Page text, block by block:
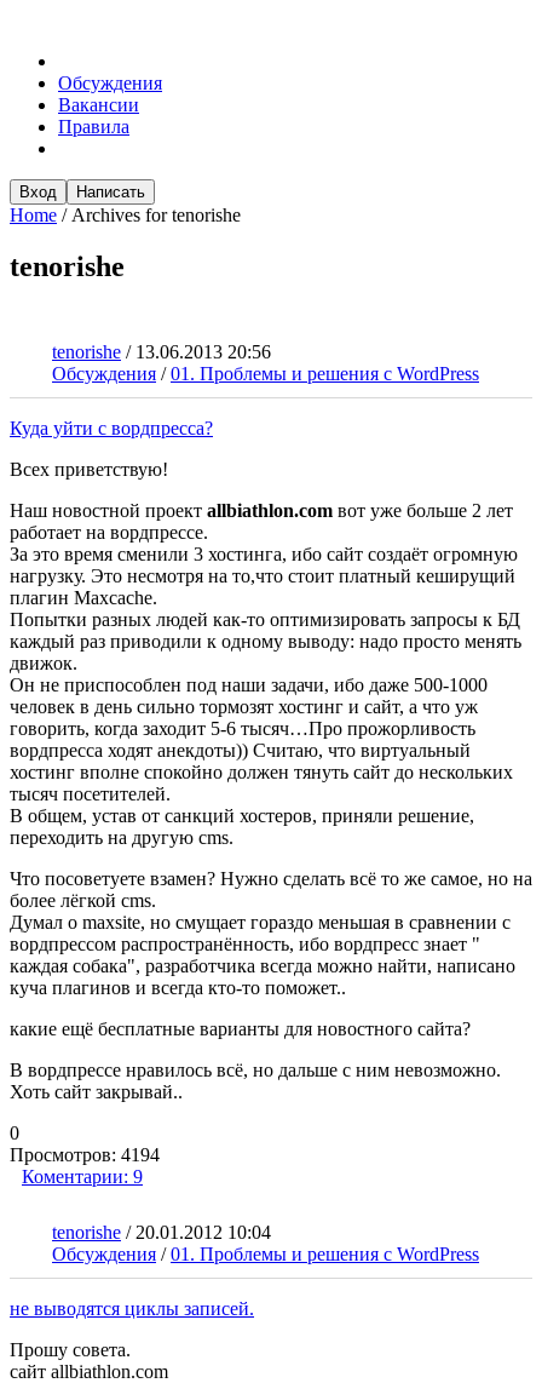
Обсуждения
Вакансии
Правила
Вход Написать
Home / Archives for tenorishe
tenorishe
tenorishe / 13.06.2013 20:56
Обсуждения /01. Проблемы и решения с WordPress
Куда уйти с вордпресса?
Всех приветствую!
Наш новостной проект allbiathlon.соm вот уже больше 2 лет
работает на вордпрессе.
За это время сменили 3 хостинга, ибо сайт создаёт огромную
нагрузку. Это несмотря на то,что стоит платный кеширущий
плагин Maxcache.
Попытки разных людей как-то оптимизировать запросы к БД
каждый раз приводили к одному выводу: надо просто менять
движок.
Он не приспособлен под наши задачи, ибо даже 500-1000
человек в день сильно тормозят хостинг и сайт, а что уж
говорить, когда заходит 5-6 тысяч…Про прожорливость
вордпресса ходят анекдоты)) Считаю, что виртуальный
хостинг вполне спокойно должен тянуть сайт до нескольких
тысяч посетителей.
В общем, устав от санкций хостеров, приняли решение,
переходить на другую cms.
Что посоветуете взамен? Нужно сделать всё то же самое, но на
более лёгкой cms.
Думал о maxsite, но смущает гораздо меньшая в сравнении с
вордпрессом распространённость, ибо вордпресс знает "
каждая собака", разработчика всегда можно найти, написано
куча плагинов и всегда кто-то поможет..
какие ещё бесплатные варианты для новостного сайта?
В вордпрессе нравилось всё, но дальше с ним невозможно.
Хоть сайт закрывай..
0
Просмотров: 4194
Коментарии: 9
tenorishe / 20.01.2012 10:04
Обсуждения /01. Проблемы и решения с WordPress
не выводятся циклы записей.
Прошу совета.
сайт allbiаthlоn.com